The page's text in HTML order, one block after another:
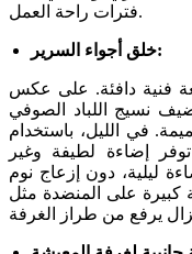
فترات راحة العمل.
خلق أجواء السرير:
فنية دافئة. على عكس
يضيف نسيج اللباد الصوفي
في الليل، باستخدام
توفر إضاءة لطيفة وغير
ليلية، دون إزعاج نوم
على المنضدة مثل